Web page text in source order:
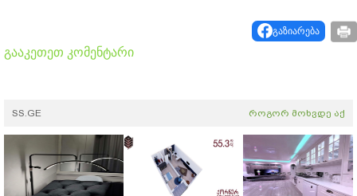
გაზიარება
გააკეთეთ კომენტარი
SS.GE როგორ მოხვდე აქ